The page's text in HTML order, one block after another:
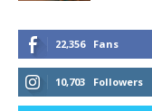
22,356 Fans
10,703 Followers